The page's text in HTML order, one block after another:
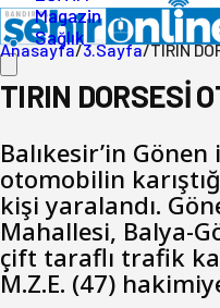
Magazin
Sağlık
Anasayfa/3.Sayfa/TIRIN
TIRIN DORSESİ
Balıkesir’in
otomobilin
kişi yaralandı.
Mahallesi, Balya-
çift taraflı trafik
M.Z.E. (47)